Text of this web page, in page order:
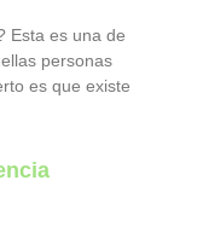
Esta es una de
personas
es que existe